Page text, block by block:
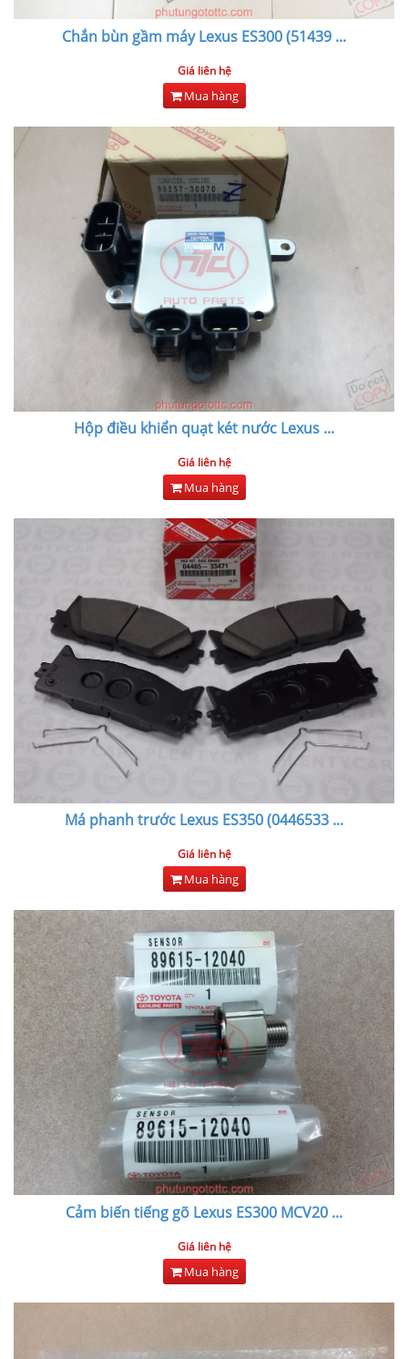
Chắn bùn gầm máy Lexus ES300 (51439 ...
Giá liên hệ
Mua hàng
Hộp điều khiển quạt két nước Lexus ...
Giá liên hệ
Mua hàng
Má phanh trước Lexus ES350 (0446533 ...
Giá liên hệ
Mua hàng
Cảm biến tiếng gõ Lexus ES300 MCV20 ...
Giá liên hệ
Mua hàng